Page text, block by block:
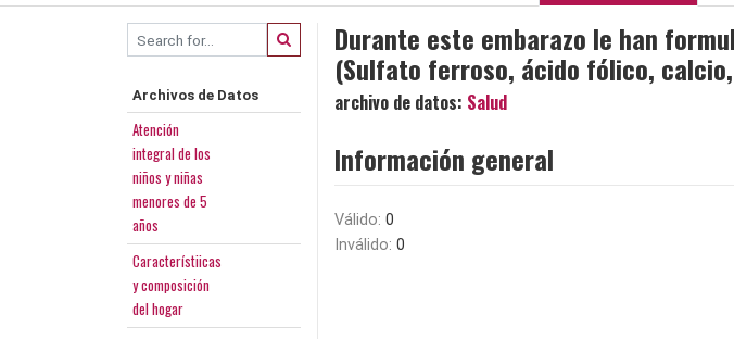
Archivos de Datos
Atención
integral de los
niños y niñas
menores de 5
años
Característiicas
y composición
del hogar
Durante este embarazo le han
(Sulfato ferroso, ácido fólico,
archivo de datos: Salud
Información general
Válido: 0
Inválido: 0